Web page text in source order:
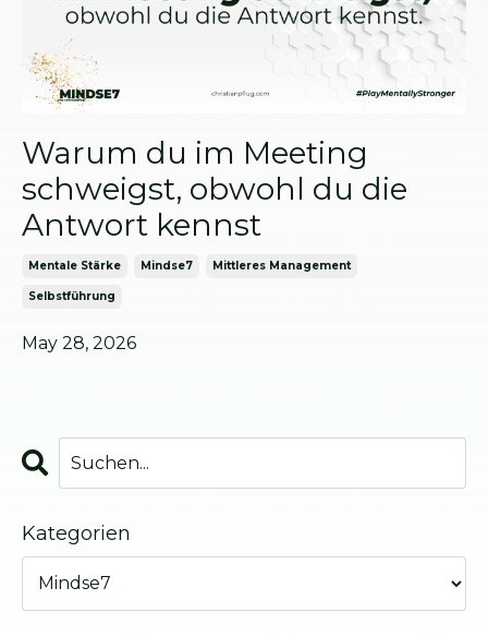
Warum du im Meeting
schweigst, obwohl du die
Antwort kennst
Mentale Stärke Mindse7 Mittleres Management
Selbstführung
May 28, 2026
Kategorien